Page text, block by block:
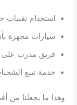
استخدام تقنيات
سيارات مجهزة
فريق مدرب على
خدمة تتبع
وهذا ما يجعلنا